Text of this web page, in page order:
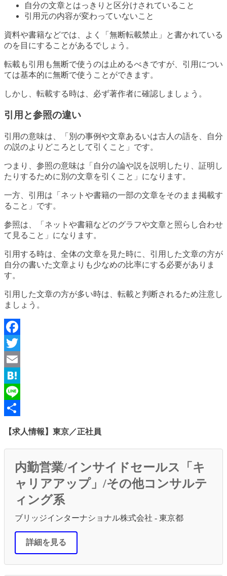
自分の文章とはっきりと区分けされていること
引用元の内容が変わっていないこと
資料や書籍などでは、よく「無断転載禁止」と書かれている
のを目にすることがあるでしょう。
転載も引用も無断で使うのは止めるべきですが、引用につい
ては基本的に無断で使うことができます。
しかし、転載する時は、必ず著作者に確認しましょう。
引用と参照の違い
引用の意味は、「別の事例や文章あるいは古人の語を、自分
の説のよりどころとして引くこと」です。
つまり、参照の意味は「自分の論や説を説明したり、証明し
たりするために別の文章を引くこと」になります。
一方、引用は「ネットや書籍の一部の文章をそのまま掲載す
ること」です。
参照は、「ネットや書籍などのグラフや文章と照らし合わせ
て見ること」になります。
引用する時は、全体の文章を見た時に、引用した文章の方が
自分の書いた文章よりも少なめの比率にする必要がありま
す。
引用した文章の方が多い時は、転載と判断されるため注意し
ましょう。
Facebook
Twitter
Email
Hatena
Line
【求人情報】東京／正社員
内勤営業/インサイドセールス「キ
ャリアアップ」/その他コンサルテ
ィング系
ブリッジインターナショナル株式会社 - 東京都
詳細を見る